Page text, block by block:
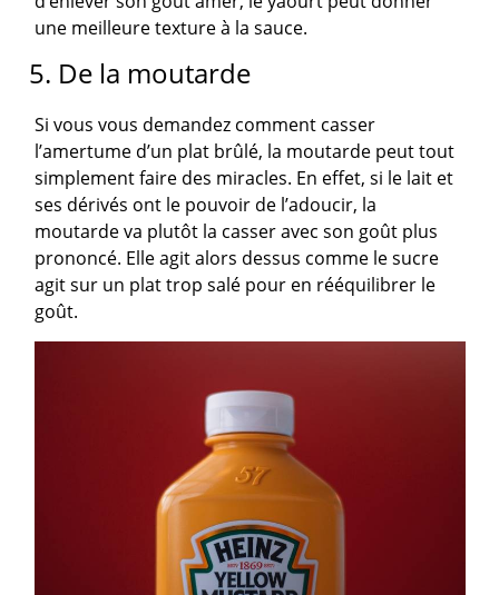
une meilleure texture à la sauce.
5. De la moutarde
Si vous vous demandez comment casser
l’amertume d’un plat brûlé, la moutarde peut tout
simplement faire des miracles. En effet, si le lait et
ses dérivés ont le pouvoir de l’adoucir, la
moutarde va plutôt la casser avec son goût plus
prononcé. Elle agit alors dessus comme le sucre
agit sur un plat trop salé pour en rééquilibrer le
goût.